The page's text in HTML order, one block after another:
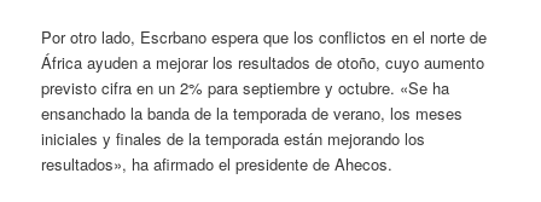
Por otro lado, Escrbano espera que los conflictos en el norte de
África ayuden a mejorar los resultados de otoño, cuyo aumento
previsto cifra en un 2% para septiembre y octubre. «Se ha
ensanchado la banda de la temporada de verano, los meses
iniciales y finales de la temporada están mejorando los
resultados», ha afirmado el presidente de Ahecos.